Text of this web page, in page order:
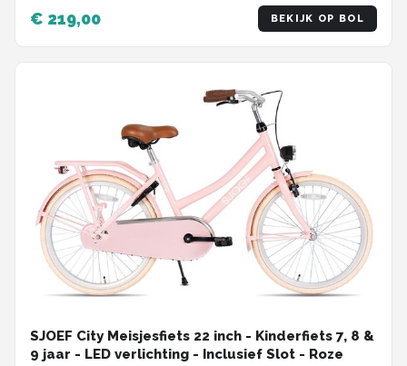
€ 219,00 BEKIJK OP BOL
SJOEF City Meisjesfiets 22 inch - Kinderfiets 7, 8 &
9 jaar - LED verlichting - Inclusief Slot - Roze